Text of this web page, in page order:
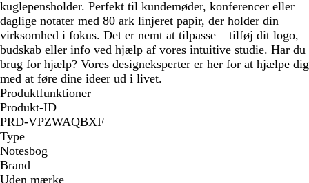
å
kuglepensholder. Perfekt til kundemøder, konferencer eller
daglige notater med 80 ark linjeret papir, der holder din
virksomhed i fokus. Det er nemt at tilpasse – tilføj dit logo,
budskab eller info ved hjælp af vores intuitive studie. Har du
brug for hjælp? Vores designeksperter er her for at hjælpe dig
med at føre dine ideer ud i livet.
Produktfunktioner
Produkt-ID
PRD-VPZWAQBXF
Type
Notesbog
Brand
Uden mærke